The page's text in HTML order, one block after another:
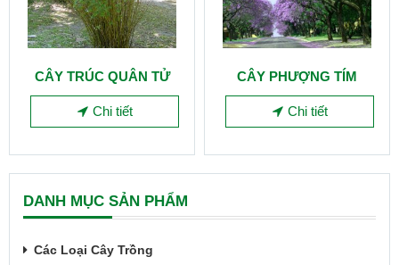
CÂY TRÚC QUÂN TỬ
Chi tiết
CÂY PHƯỢNG TÍM
Chi tiết
DANH MỤC SẢN PHẨM
Các Loại Cây Trồng